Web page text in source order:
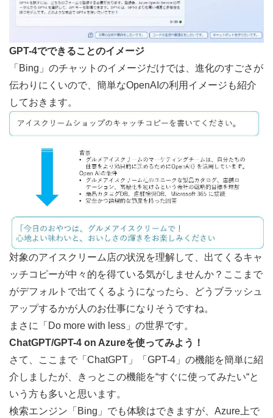
GPT-4でできることのイメージ
「Bing」のチャットのイメージだけでは、進化のすごさが
伝わりにくいので、簡単なOpenAIの利用イメージも紹介
しておきます。
対象のアイスクリーム店の状況を理解して、出てくるキャ
ッチコピーが中々的を得ている気がしませんか？ここまで
がデフォルトで出てくるようになったら、どうブラッシュ
アップするかが人のお仕事になりそうですね。
まさに「Do more with less」の世界です。
ChatGPT/GPT-4 on Azureを使ってみよう！
さて、ここまで「ChatGPT」「GPT-4」の機能を簡単に紹
介しましたが、きっとこの機能を“すぐに使ってみたい“と
いう方も多いと思います。
検索エンジン「Bing」でも体験はできますが、Azure上で